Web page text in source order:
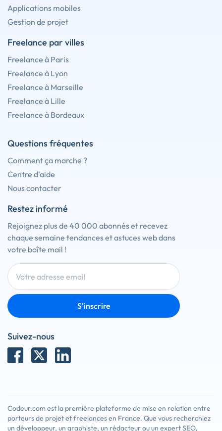
Applications mobiles
Gestion de projet
Freelance par villes
Freelance à Paris
Freelance à Lyon
Freelance à Marseille
Freelance à Lille
Freelance à Bordeaux
Questions fréquentes
Comment ça marche ?
Centre d'aide
Nous contacter
Restez informé
Rejoignez plus de 40 000 abonnés et recevez
chaque semaine tendances et astuces web dans
votre boîte mail !
S'inscrire
Suivez-nous
Codeur.com est la première plateforme de mise en relation entre
porteurs de projet et freelances en France. Que vous recherchiez
un développeur, un graphiste, un rédacteur ou un expert SEO,